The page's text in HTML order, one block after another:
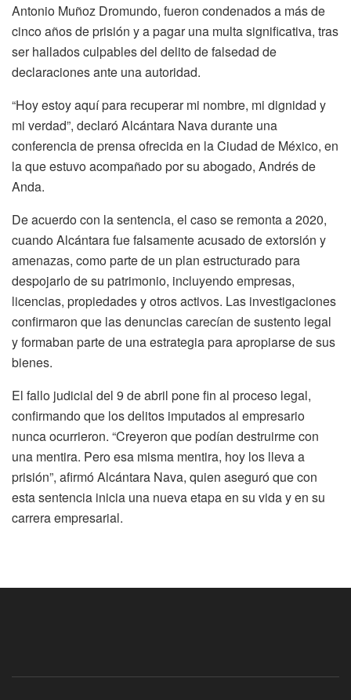
Antonio Muñoz Dromundo, fueron condenados a más de
cinco años de prisión y a pagar una multa significativa, tras
ser hallados culpables del delito de falsedad de
declaraciones ante una autoridad.
“Hoy estoy aquí para recuperar mi nombre, mi dignidad y
mi verdad”, declaró Alcántara Nava durante una
conferencia de prensa ofrecida en la Ciudad de México, en
la que estuvo acompañado por su abogado, Andrés de
Anda.
De acuerdo con la sentencia, el caso se remonta a 2020,
cuando Alcántara fue falsamente acusado de extorsión y
amenazas, como parte de un plan estructurado para
despojarlo de su patrimonio, incluyendo empresas,
licencias, propiedades y otros activos. Las investigaciones
confirmaron que las denuncias carecían de sustento legal
y formaban parte de una estrategia para apropiarse de sus
bienes.
El fallo judicial del 9 de abril pone fin al proceso legal,
confirmando que los delitos imputados al empresario
nunca ocurrieron. “Creyeron que podían destruirme con
una mentira. Pero esa misma mentira, hoy los lleva a
prisión”, afirmó Alcántara Nava, quien aseguró que con
esta sentencia inicia una nueva etapa en su vida y en su
carrera empresarial.